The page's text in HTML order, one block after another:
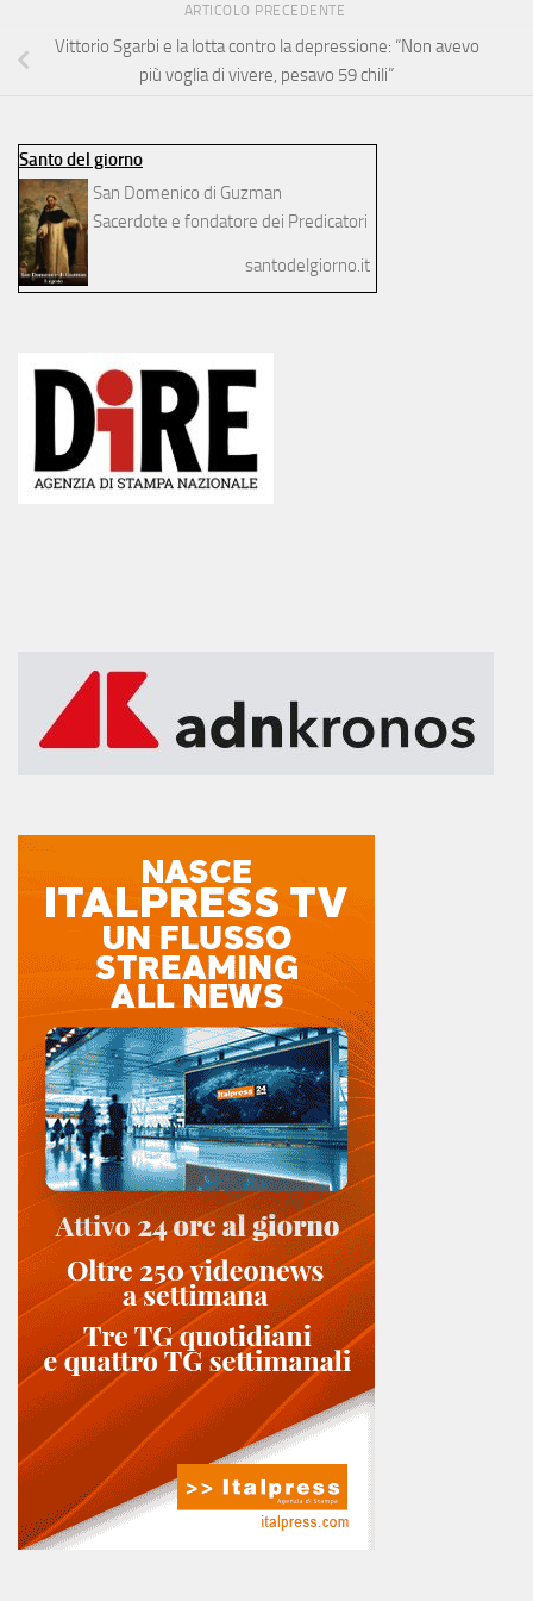
ARTICOLO PRECEDENTE
Vittorio Sgarbi e la lotta contro la depressione: “Non avevo
più voglia di vivere, pesavo 59 chili”
Santo del giorno
San Domenico di Guzman
Sacerdote e fondatore dei Predicatori
santodelgiorno.it